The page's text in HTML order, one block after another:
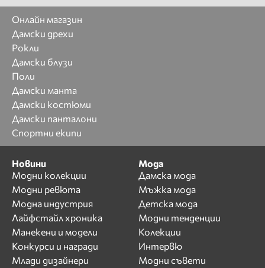
Онлайн магазин
Дамски дрехи
Рокли
Дамски блузи
Поли
Дамски манта
Дамски костюми
Дамски панталони
Спортни екипи
Новини
Модни колекции
Модни ревюта
Модна индустрия
Лайфстайл хроника
Манекени и модели
Конкурси и награди
Млади дизайнери
Мода
Дамска мода
Мъжка мода
Детска мода
Модни тенденции
Колекции
Интервю
Модни съвети